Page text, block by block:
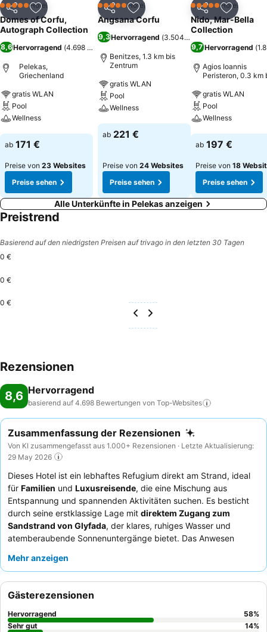
Teilen Zu Favoriten hinzufügen
5 Sterne Hotel
Domes of Corfu,
Autograph Collection
8,6Hervorragend (4.698 Bewertungen
Pelekas,
Griechenland
gratis WLAN
Pool
Wellness
Preise sehen
ab 171 €
Preise von 23 Websites
Preise sehen
Teilen Zu Favoriten hinzufügen
5 Sterne Hotel
Angsana Corfu
9,3Hervorragend (3.504 Bewertungen
Benitzes, 1.3 km bis
Zentrum
gratis WLAN
Pool
Wellness
Preise sehen
ab 221 €
Preise von 24 Websites
Preise sehen
Teilen Zu
5 Sterne Hotel
Nido, Mar-Bella
Collection
9,7 Hervorragend (
Agios Ioannis
Peristeron, 0.3 km
gratis WLAN
Pool
Wellness
Preise sehen
ab 197 €
Preise von 18
Preise sehen
Alle Unterkünfte in Pelekas anzeigen
Preistrend
Basierend auf den niedrigsten Preisen auf trivago in den letzten 30 Tagen
0 €
0 €
0 €
Rezensionen
8,6 Hervorragend
basierend auf 4.698 Bewertungen von Top-Websites
Zusammenfassung der Rezensionen
Von KI zusammengefasst aus 1.000+ Rezensionen · Letzte Aktualisierung:
29 May 2026
Dieses Hotel ist ein lebhaftes Refugium direkt am Strand, ideal
für Familien und Luxusreisende, die eine Mischung aus
Entspannung und spannenden Aktivitäten suchen. Es besticht
durch seine erstklassige Lage mit direktem Zugang zum
Sandstrand von Glyfada, der klares, ruhiges Wasser und
atemberaubende Sonnenuntergänge bietet. Das Anwesen
für Erwachsene und einen
stets das außergewöhnliche Personal für seinen freundlichen
und aufmerksamen Service, und das
Highlight, das eine umfangreiche und abwechslungsreiche
Auswahl bietet. Für ein wirklich genussvolles Erlebnis sollten Sie
Mehr anzeigen
Gästerezensionen
Hervorragend 58%
Sehr gut
14%